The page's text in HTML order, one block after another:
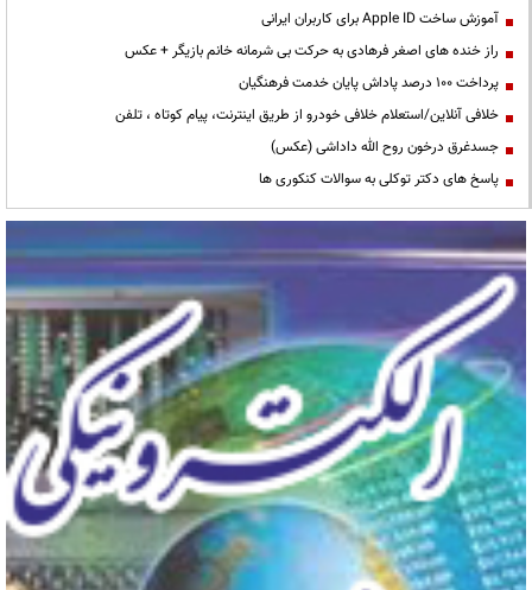
آموزش ساخت Apple ID برای کاربران ایرانی
راز خنده های اصغر فرهادی به حرکت بی شرمانه خانم بازیگر + عکس
پرداخت ۱۰۰ درصد پاداش پایان خدمت فرهنگیان
خلافی آنلاین/استعلام خلافی خودرو از طریق اینترنت، پیام کوتاه ، تلفن
جسدغرق درخون روح الله داداشی (عکس)
پاسخ های دکتر توکلی به سوالات کنکوری ها